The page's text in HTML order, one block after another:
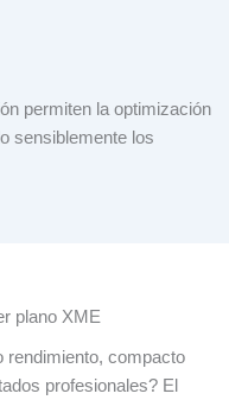
permiten la optimización
sensiblemente los
plano XME
rendimiento, compacto
profesionales? El